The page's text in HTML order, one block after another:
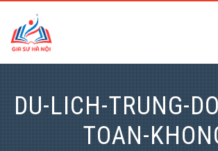
DU-LICH-TRUNG-
TOAN-